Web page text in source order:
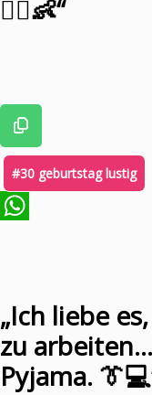
🤷‍♀️👶“
#30 geburtstag lustig
„Ich liebe
zu
Pyjama.